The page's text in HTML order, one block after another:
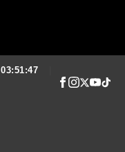
03:51:48